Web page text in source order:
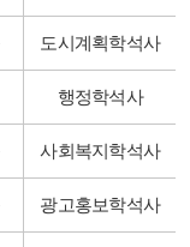
도시계획학석사
행정학석사
사회복지학석사
광고홍보학석사